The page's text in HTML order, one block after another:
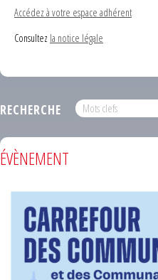
Accédez à votre espace adhérent
Consultez la notice légale
RECHERCHE
ÉVÈNEMENT